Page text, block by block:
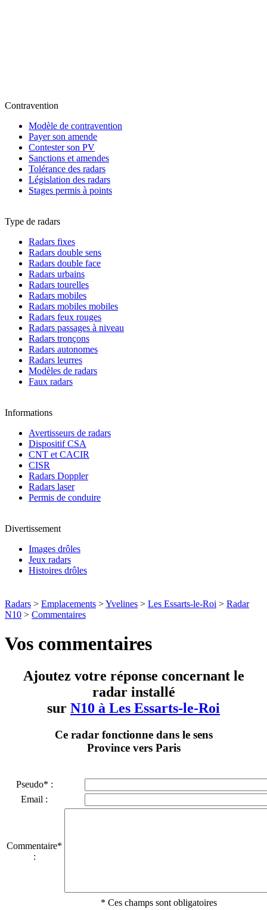
Contravention
Modèle de contravention
Payer son amende
Contester son PV
Sanctions et amendes
Tolérance des radars
Législation des radars
Stages permis à points
Type de radars
Radars fixes
Radars double sens
Radars double face
Radars urbains
Radars tourelles
Radars mobiles
Radars mobiles mobiles
Radars feux rouges
Radars passages à niveau
Radars tronçons
Radars autonomes
Radars leurres
Modèles de radars
Faux radars
Informations
Avertisseurs de radars
Dispositif CSA
CNT et CACIR
CISR
Radars Doppler
Radars laser
Permis de conduire
Divertissement
Images drôles
Jeux radars
Histoires drôles
Radars > Emplacements >Yvelines > Les Essarts-le-Roi > Radar
N10 > Commentaires
Vos commentaires
Ajoutez votre réponse concernant le
radar installé
sur N10 à Les Essarts-le-Roi
Ce radar fonctionne dans le sens
Province vers Paris
Pseudo* :
Email :
Commentaire*
:
* Ces champs sont obligatoires